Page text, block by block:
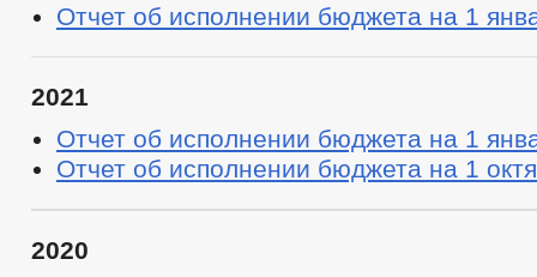
Отчет об исполнении бюджета на 1
2021
Отчет об исполнении бюджета на 1
Отчет об исполнении бюджета на 1
2020